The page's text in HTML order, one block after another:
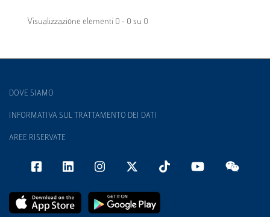
Visualizzazione elementi 0 - 0 su 0
DOVE SIAMO
INFORMATIVA SUL TRATTAMENTO DEI DATI
AREE RISERVATE